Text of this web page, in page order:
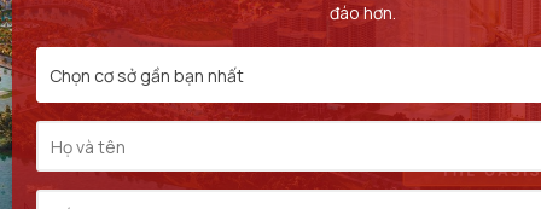
đáo hơn.
Chọn cơ sở gần bạn nhất